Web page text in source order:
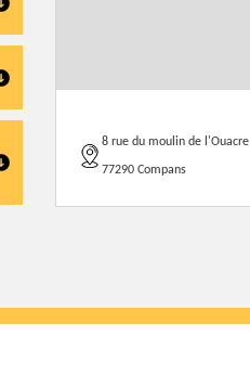
8 rue du moulin de l'Ouacre
77290 Compans